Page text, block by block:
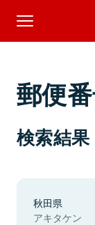
郵便
検索結果
秋田県
アキタケン